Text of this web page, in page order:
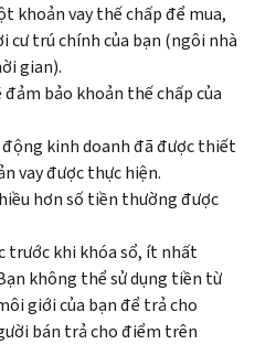
khoản vay thế chấp để mua,
cư trú chính của bạn (ngôi nhà
gian).
bảo khoản thế chấp của
kinh doanh đã được thiết
vay được thực hiện.
hơn số tiền thường được
trước khi khóa sổ, ít nhất
không thể sử dụng tiền từ
giới của bạn để trả cho
bán trả cho điểm trên